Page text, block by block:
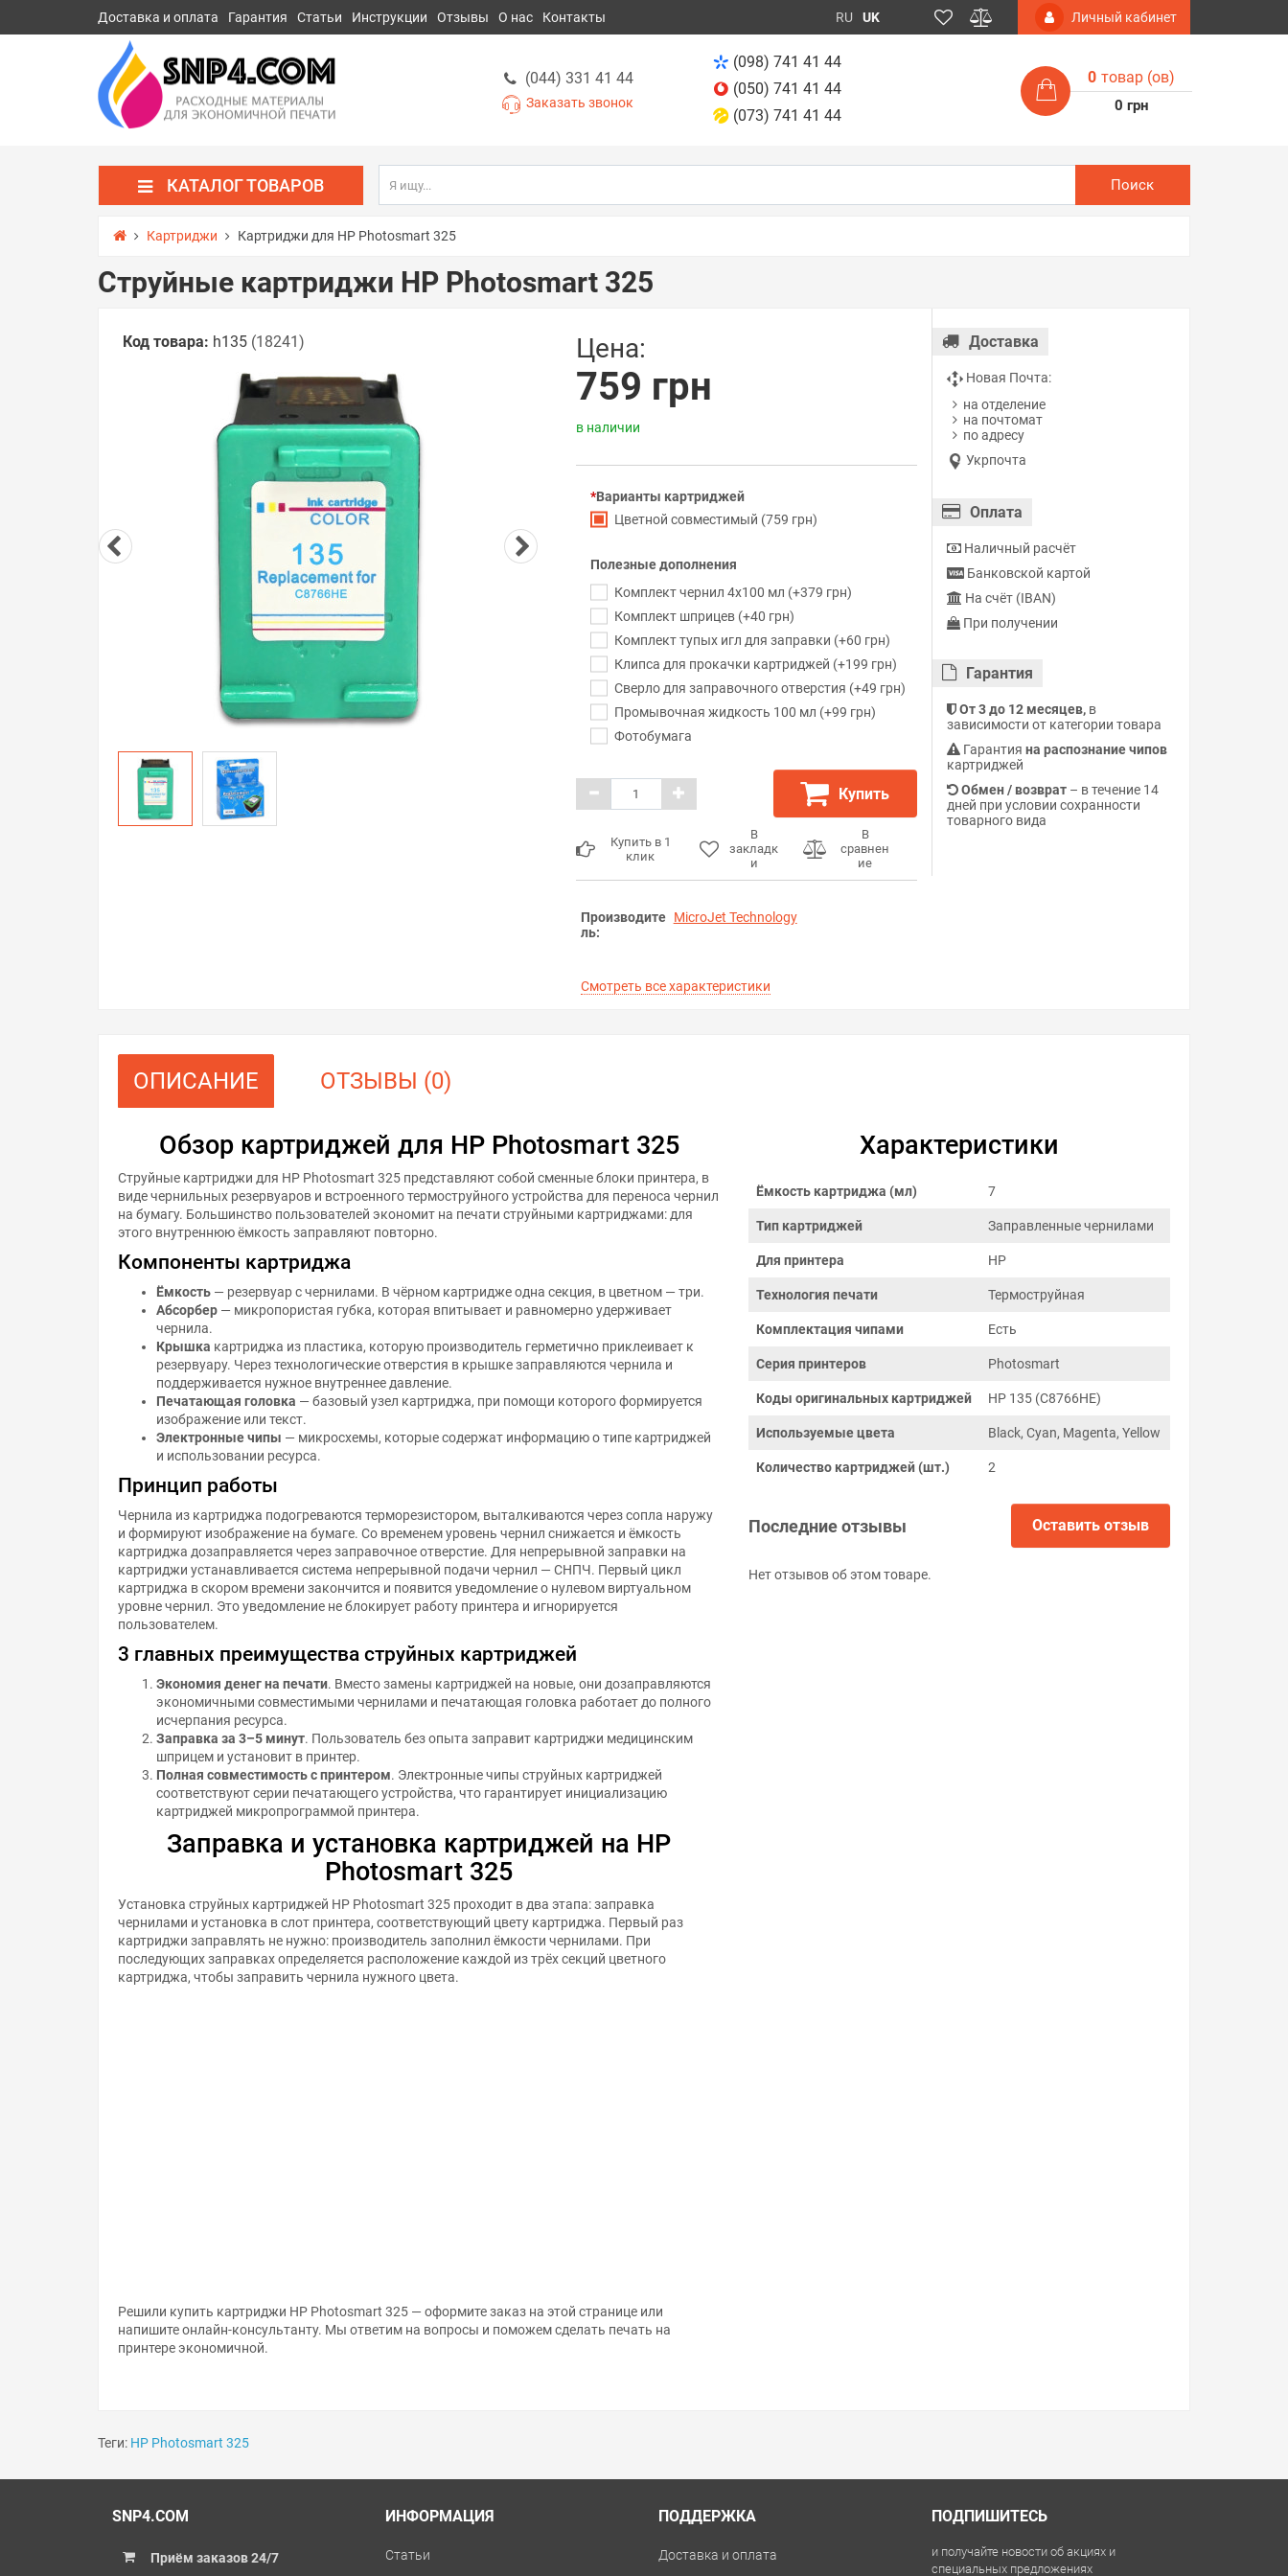
Доставка и оплата Гарантия Статьи Инструкции Отзывы О нас Контакты RU UK Личный кабинет
(044) 331 41 44
Заказать звонок
(098) 741 41 44
(050) 741 41 44
(073) 741 41 44
0 товар (ов)
0 грн
КАТАЛОГ ТОВАРОВ Поиск
Картриджи Картриджи для HP Photosmart 325
Струйные картриджи HP Photosmart 325
Код товара: h135 (18241) Цена:
759 грн
в наличии
Варианты картриджей
Цветной совместимый (759 грн)
Полезные дополнения
Комплект чернил 4x100 мл (+379 грн)
Комплект шприцев (+40 грн)
Комплект тупых игл для заправки (+60 грн)
Клипса для прокачки картриджей (+199 грн)
Сверло для заправочного отверстия (+49 грн)
Промывочная жидкость 100 мл (+99 грн)
Фотобумага
Купить
Купить в 1
клик
В
закладк
и
В
сравнен
ие
Производите
ль:
MicroJet Technology
Смотреть все характеристики
Доставка
Новая Почта:
на отделение
на почтомат
по адресу
Укрпочта
Оплата
Наличный расчёт
Банковской картой
На счёт (IBAN)
При получении
Гарантия
От 3 до 12 месяцев,в
зависимости от категории товара
Гарантия на распознание чипов
картриджей
Обмен / возврат– в течение 14
дней при условии сохранности
товарного вида
ОПИСАНИЕ ОТЗЫВЫ (0)
Обзор картриджей для HP Photosmart 325
Струйные картриджи для HP Photosmart 325 представляют собой сменные блоки принтера, в
виде чернильных резервуаров и встроенного термоструйного устройства для переноса чернил
на бумагу. Большинство пользователей экономит на печати струйными картриджами: для
этого внутреннюю ёмкость заправляют повторно.
Компоненты картриджа
Ёмкость — резервуар с чернилами. В чёрном картридже одна секция, в цветном — три.
Абсорбер — микропористая губка, которая впитывает и равномерно удерживает
чернила.
Крышка картриджа из пластика, которую производитель герметично приклеивает к
резервуару. Через технологические отверстия в крышке заправляются чернила и
поддерживается нужное внутреннее давление.
Печатающая головка — базовый узел картриджа, при помощи которого формируется
изображение или текст.
Электронные чипы — микросхемы, которые содержат информацию о типе картриджей
и использовании ресурса.
Принцип работы
Чернила из картриджа подогреваются терморезистором, выталкиваются через сопла наружу
и формируют изображение на бумаге. Со временем уровень чернил снижается и ёмкость
картриджа дозаправляется через заправочное отверстие. Для непрерывной заправки на
картриджи устанавливается система непрерывной подачи чернил — СНПЧ. Первый цикл
картриджа в скором времени закончится и появится уведомление о нулевом виртуальном
уровне чернил. Это уведомление не блокирует работу принтера и игнорируется
пользователем.
3 главных преимущества струйных картриджей
Экономия денег на печати. Вместо замены картриджей на новые, они дозаправляются
экономичными совместимыми чернилами и печатающая головка работает до полного
исчерпания ресурса.
Заправка за 3–5 минут. Пользователь без опыта заправит картриджи медицинским
шприцем и установит в принтер.
Полная совместимость с принтером. Электронные чипы струйных картриджей
соответствуют серии печатающего устройства, что гарантирует инициализацию
картриджей микропрограммой принтера.
Заправка и установка картриджей на HP
Photosmart 325
Установка струйных картриджей HP Photosmart 325 проходит в два этапа: заправка
чернилами и установка в слот принтера, соответствующий цвету картриджа. Первый раз
картриджи заправлять не нужно: производитель заполнил ёмкости чернилами. При
последующих заправках определяется расположение каждой из трёх секций цветного
картриджа, чтобы заправить чернила нужного цвета.
Решили купить картриджи HP Photosmart 325 — оформите заказ на этой странице или
напишите онлайн-консультанту. Мы ответим на вопросы и поможем сделать печать на
принтере экономичной.
Характеристики
Ёмкость картриджа (мл) 7
Тип картриджей Заправленные чернилами
Для принтера HP
Технология печати Термоструйная
Комплектация чипами Есть
Серия принтеров Photosmart
Коды оригинальных картриджей HP 135 (C8766HE)
Используемые цвета Black, Cyan, Magenta, Yellow
Количество картриджей (шт.) 2
Последние отзывы Оставить отзыв
Нет отзывов об этом товаре.
Теги: HP Photosmart 325
SNP4.COM
Приём заказов 24/7
ИНФОРМАЦИЯ
Статьи
ПОДДЕРЖКА
Доставка и оплата
ПОДПИШИТЕСЬ
и получайте новости об акциях и
специальных предложениях